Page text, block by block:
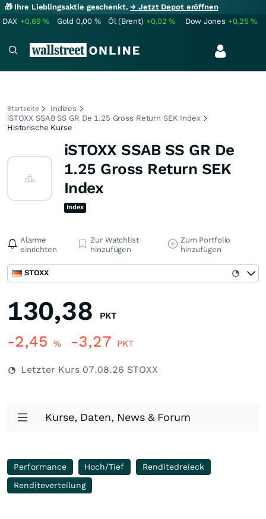
🎁 Ihre Lieblingsaktie geschenkt.→ Jetzt Depot eröffnen
DAX +0,69% Gold 0,00 % Öl (Brent) +0,02% Dow Jones +0,25%
Startseite
Indizes
iSTOXX SSAB SS GR De 1.25 Gross Return SEK Index
Historische Kurse
iSTOXX SSAB SS GR De
1.25 Gross Return SEK
Index
Index
Alarme
einrichten
Zur Watchlist
hinzufügen
Zum Portfolio
hinzufügen
STOXX
130,38 PKT
-2,45 % -3,27 PKT
Letzter Kurs 07.08.26 STOXX
Kurse, Daten, News & Forum
Performance Hoch/Tief
Renditedreieck
Renditeverteilung